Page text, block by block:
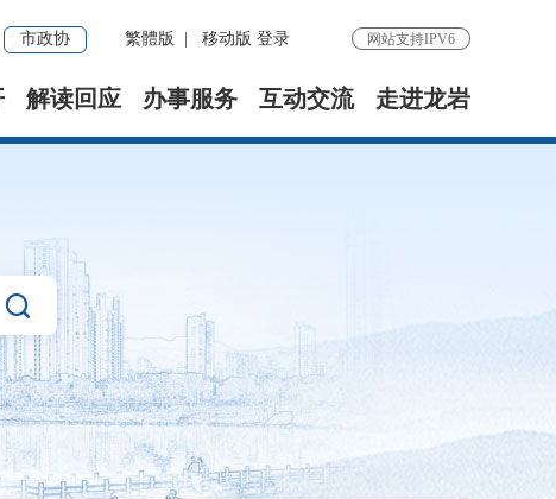
市政协 繁體版 移动版 登录 网站支持IPV6
解读回应 办事服务 互动交流 走进龙岩
